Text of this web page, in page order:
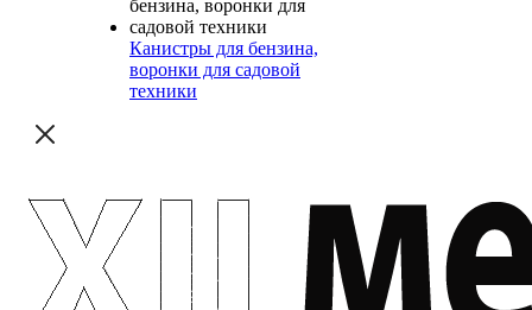
Канистры для бензина,
воронки для садовой
техники